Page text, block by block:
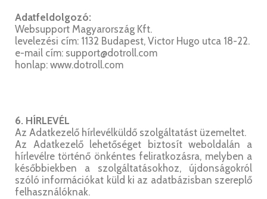
Adatfeldolgozó:
Websupport Magyarország Kft.
levelezési cím: 1132 Budapest, Victor Hugo utca 18-22.
e-mail cím: support@dotroll.com
honlap: www.dotroll.com
6. HÍRLEVÉL
Az Adatkezelő hírlevélküldő szolgáltatást üzemeltet.
Az Adatkezelő lehetőséget biztosít weboldalán a
hírlevélre történő önkéntes feliratkozásra, melyben a
későbbiekben a szolgáltatásokhoz, újdonságokról
szóló információkat küld ki az adatbázisban szereplő
felhasználóknak.